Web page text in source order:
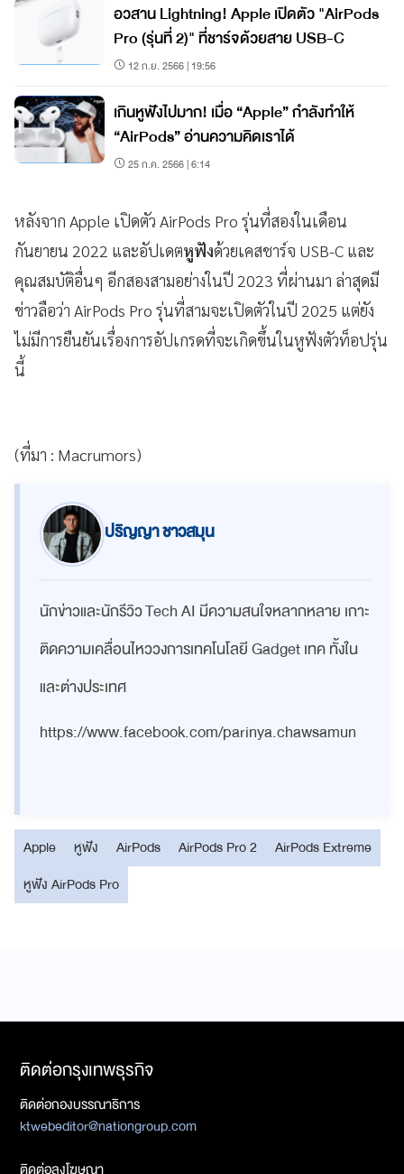
อวสาน Lightning! Apple เปิดตัว "AirPods
Pro (รุ่นที่ 2)" ที่ชาร์จด้วยสาย USB-C
12 ก.ย. 2566 | 19:56
เกินหูฟังไปมาก! เมื่อ “Apple” กำลังทำให้
“AirPods” อ่านความคิดเราได้
25 ก.ค. 2566 | 6:14
หลังจาก Apple เปิดตัว AirPods Pro รุ่นที่สองในเดือน
กันยายน 2022 และอัปเดตหูฟังด้วยเคสชาร์จ USB-C และ
คุณสมบัติอื่นๆ อีกสองสามอย่างในปี 2023 ที่ผ่านมา ล่าสุดมี
ข่าวลือว่า AirPods Pro รุ่นที่สามจะเปิดตัวในปี 2025 แต่ยัง
ไม่มีการยืนยันเรื่องการอัปเกรดที่จะเกิดขึ้นในหูฟังตัวท็อปรุ่น
นี้
(ที่มา : Macrumors)
ปริญญา ชาวสมุน
นักข่าวและนักรีวิว Tech AI มีความสนใจหลากหลาย เกาะ
ติดความเคลื่อนไหววงการเทคโนโลยี Gadget เทค ทั้งใน
และต่างประเทศ
https://www.facebook.com/parinya.chawsamun
Apple หูฟัง AirPods AirPods Pro 2
AirPods Extreme
หูฟัง AirPods Pro
ติดต่อกรุงเทพธุรกิจ
ติดต่อกองบรรณาธิการ
ktwebeditor@nationgroup.com
ติดต่อลงโฆษณา